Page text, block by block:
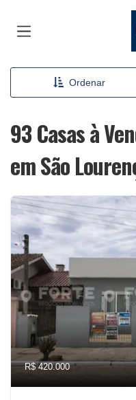
Ordenar
93 Casas à
em São
R$ 420.000